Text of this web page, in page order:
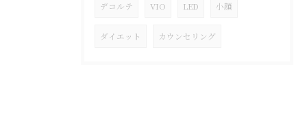
デコルテ VIO LED 小顔
ダイエット カウンセリング